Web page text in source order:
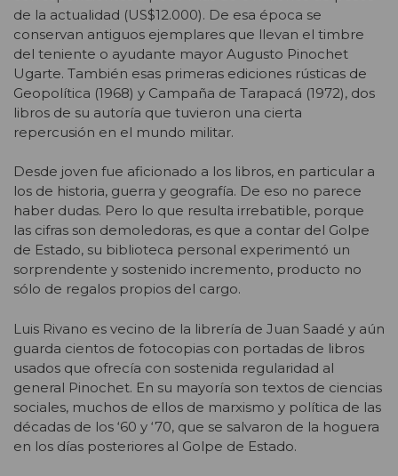
de la actualidad (US$12.000). De esa época se
conservan antiguos ejemplares que llevan el timbre
del teniente o ayudante mayor Augusto Pinochet
Ugarte. También esas primeras ediciones rústicas de
Geopolítica (1968) y Campaña de Tarapacá (1972), dos
libros de su autoría que tuvieron una cierta
repercusión en el mundo militar.
Desde joven fue aficionado a los libros, en particular a
los de historia, guerra y geografía. De eso no parece
haber dudas. Pero lo que resulta irrebatible, porque
las cifras son demoledoras, es que a contar del Golpe
de Estado, su biblioteca personal experimentó un
sorprendente y sostenido incremento, producto no
sólo de regalos propios del cargo.
Luis Rivano es vecino de la librería de Juan Saadé y aún
guarda cientos de fotocopias con portadas de libros
usados que ofrecía con sostenida regularidad al
general Pinochet. En su mayoría son textos de ciencias
sociales, muchos de ellos de marxismo y política de las
décadas de los ‘60 y ‘70, que se salvaron de la hoguera
en los días posteriores al Golpe de Estado.